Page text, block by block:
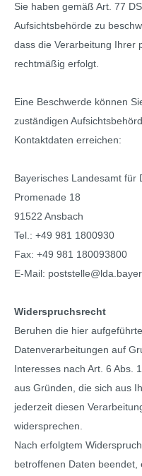
Sie haben gemäß Art. 77
Aufsichtsbehörde zu
dass die Verarbeitung Ihrer
rechtmäßig erfolgt.
Eine Beschwerde können
zuständigen
Kontaktdaten erreichen:
Bayerisches Landesamt für
Promenade 18
91522 Ansbach
Tel.: +49 981 1800930
Fax: +49 981 180093800
E-Mail:
Widerspruchsrecht
Beruhen die hier
Datenverarbeitungen auf
Interesses nach Art. 6 Abs.
aus Gründen, die sich aus
jederzeit diesen
widersprechen.
Nach erfolgtem
betroffenen Daten beendet,